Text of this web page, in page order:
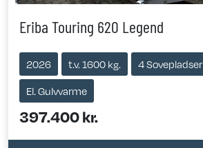
Eriba Touring 620 Legend
2026 t.v. 1600 kg.
4 Sovepladser
El. Gulvvarme
397.400 kr.